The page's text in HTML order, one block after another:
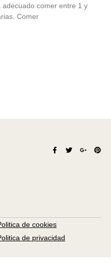
comer entre 1 y
Comer
F
a
T
w
o
-
P
i
de cookies
de privacidad